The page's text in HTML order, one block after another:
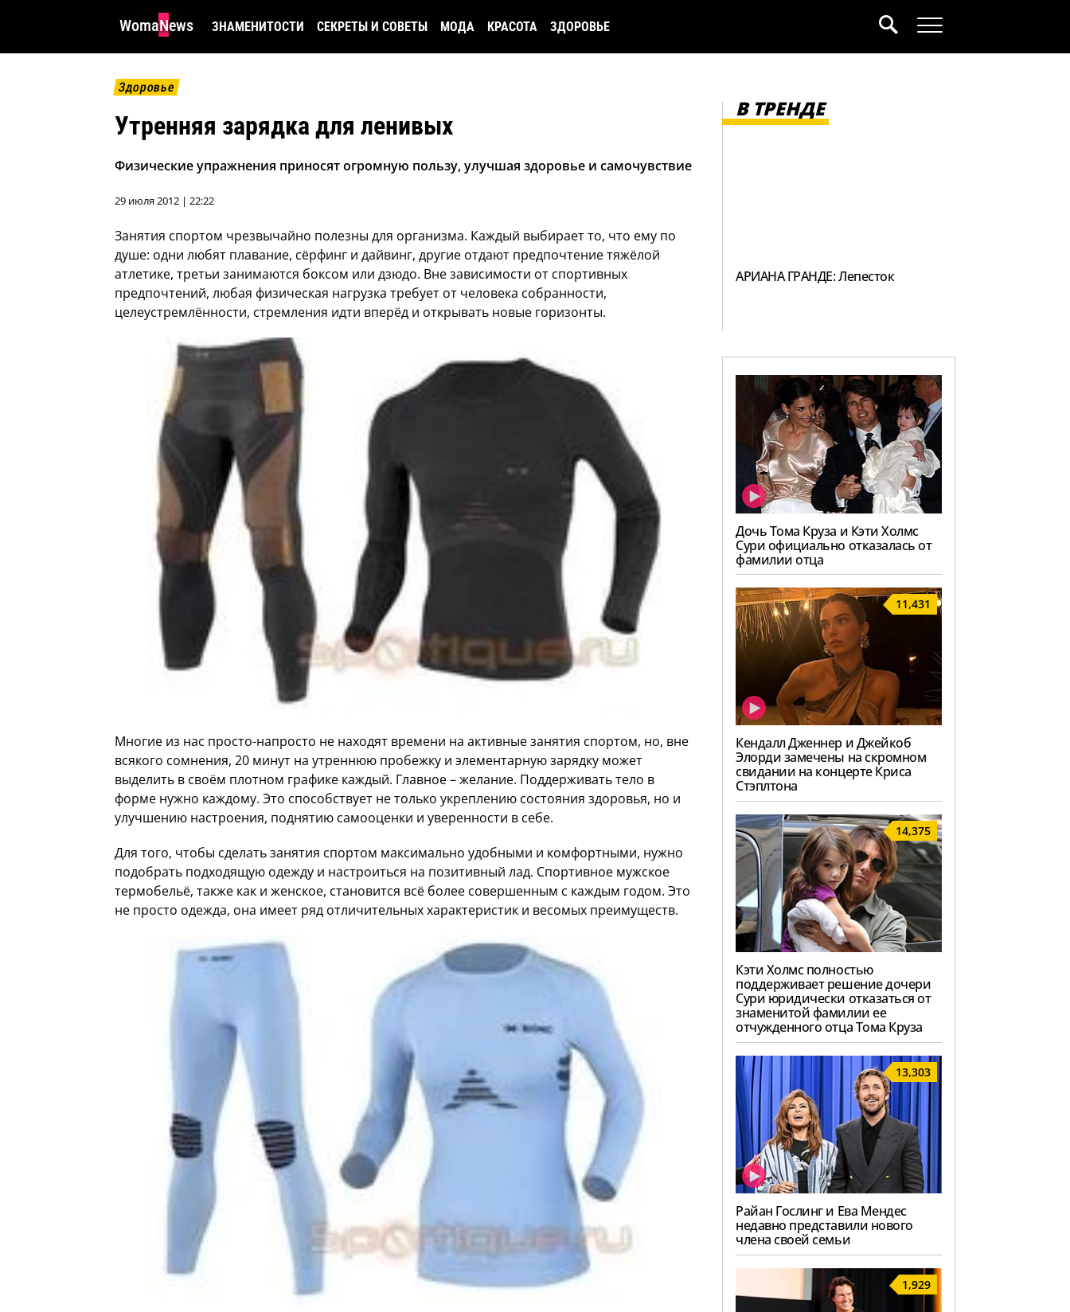
WomaNews ЗНАМЕНИТОСТИ СЕКРЕТЫ И СОВЕТЫ МОДА КРАСОТА ЗДОРОВЬЕ
Здоровье
Утренняя зарядка для ленивых
Физические упражнения приносят огромную пользу, улучшая здоровье и самочувствие
29 июля 2012 | 22:22
Занятия спортом чрезвычайно полезны для организма. Каждый выбирает то, что ему по
душе: одни любят плавание, сёрфинг и дайвинг, другие отдают предпочтение тяжёлой
атлетике, третьи занимаются боксом или дзюдо. Вне зависимости от спортивных
предпочтений, любая физическая нагрузка требует от человека собранности,
целеустремлённости, стремления идти вперёд и открывать новые горизонты.
Многие из нас просто-напросто не находят времени на активные занятия спортом, но, вне
всякого сомнения, 20 минут на утреннюю пробежку и элементарную зарядку может
выделить в своём плотном графике каждый. Главное – желание. Поддерживать тело в
форме нужно каждому. Это способствует не только укреплению состояния здоровья, но и
улучшению настроения, поднятию самооценки и уверенности в себе.
Для того, чтобы сделать занятия спортом максимально удобными и комфортными, нужно
подобрать подходящую одежду и настроиться на позитивный лад. Спортивное мужское
термобельё, также как и женское, становится всё более совершенным с каждым годом. Это
не просто одежда, она имеет ряд отличительных характеристик и весомых преимуществ.
В ТРЕНДЕ
АРИАНА ГРАНДЕ: Лепесток
Дочь Тома Круза и Кэти Холмс
Сури официально отказалась от
фамилии отца
11,431
Кендалл Дженнер и Джейкоб
Элорди замечены на скромном
свидании на концерте Криса
Стэплтона
14,375
Кэти Холмс полностью
поддерживает решение дочери
Сури юридически отказаться от
знаменитой фамилии ее
отчужденного отца Тома Круза
13,303
Райан Гослинг и Ева Мендес
недавно представили нового
члена своей семьи
1,929